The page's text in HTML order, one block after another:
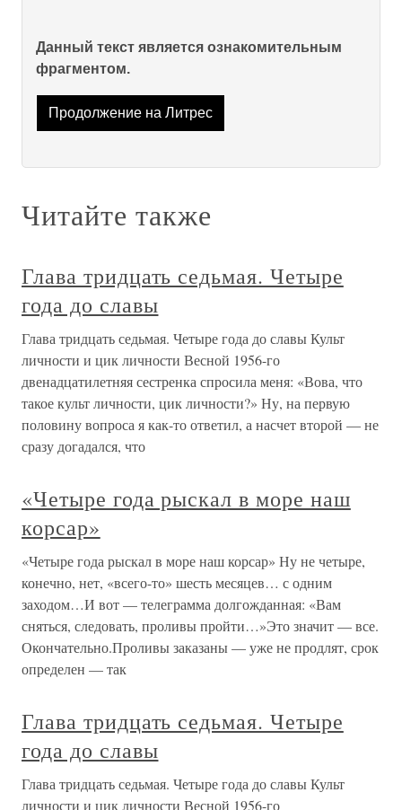
Данный текст является ознакомительным
фрагментом.
Продолжение на Литрес
Читайте также
Глава тридцать седьмая. Четыре
года до славы
Глава тридцать седьмая. Четыре года до славы Культ
личности и цик личности Весной 1956-го
двенадцатилетняя сестренка спросила меня: «Вова, что
такое культ личности, цик личности?» Ну, на первую
половину вопроса я как-то ответил, а насчет второй — не
сразу догадался, что
«Четыре года рыскал в море наш
корсар»
«Четыре года рыскал в море наш корсар» Ну не четыре,
конечно, нет, «всего-то» шесть месяцев… с одним
заходом…И вот — телеграмма долгожданная: «Вам
сняться, следовать, проливы пройти…»Это значит — все.
Окончательно.Проливы заказаны — уже не продлят, срок
определен — так
Глава тридцать седьмая. Четыре
года до славы
Глава тридцать седьмая. Четыре года до славы Культ
личности и цик личности Весной 1956-го